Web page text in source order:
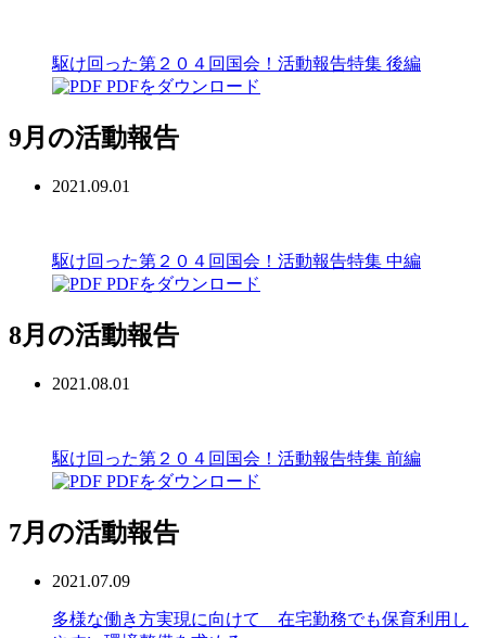
駆け回った第２０４回国会！活動報告特集 後編
PDFをダウンロード
9月の活動報告
2021.09.01
駆け回った第２０４回国会！活動報告特集 中編
PDFをダウンロード
8月の活動報告
2021.08.01
駆け回った第２０４回国会！活動報告特集 前編
PDFをダウンロード
7月の活動報告
2021.07.09
多様な働き方実現に向けて 在宅勤務でも保育利用し